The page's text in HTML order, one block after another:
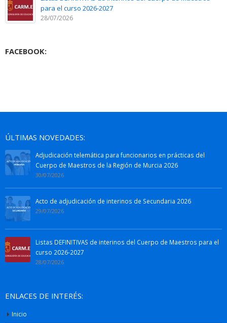
para el curso 2026-2027
28/07/2026
FACEBOOK:
ÚLTIMAS NOVEDADES:
Adjudicación telemática para funcionarios en prácticas del
Cuerpo de Maestros de la Región de Murcia 2026
30/07/2026
Acto de adjudicación de interinos de Secundaria 2026
29/07/2026
Listas DEFINITIVAS de interinos del Cuerpo de Maestros para el
curso 2026-2027
28/07/2026
ENLACES DE INTERÉS:
Inicio